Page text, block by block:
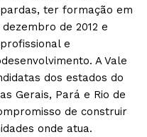
ter formação em
de 2012 e
e
A Vale
dos estados do
Gerais, Pará e Rio de
de construir
onde atua.